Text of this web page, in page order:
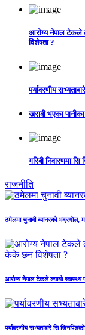
आरोग्य नेपाल टेकले
विशेषता ?
पर्यावरणीय
खराबी भएका पानीका
गरिबी निवारणमा
राजनीति
ठमेलमा चुनावी ब्यानरको भद्रगोल,
आरोग्य नेपाल टेकले ल्यायो
पर्यावरणीय सभ्यताबारे सि